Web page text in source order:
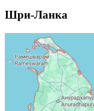
Шри-Ланка